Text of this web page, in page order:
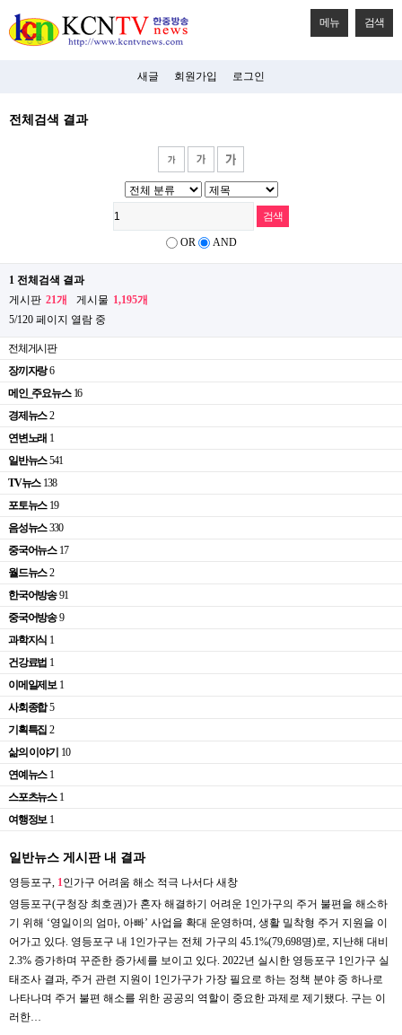
메뉴 검색
새글 회원가입 로그인
전체검색 결과
OR AND
1 전체검색 결과
게시판 21개 게시물 1,195개
5/120 페이지 열람 중
전체게시판
장끼자랑 6
메인_주요뉴스 16
경제뉴스 2
연변노래 1
일반뉴스 541
TV뉴스 138
포토뉴스 19
음성뉴스 330
중국어뉴스 17
월드뉴스 2
한국어방송 91
중국어방송 9
과학지식 1
건강료법 1
이메일제보 1
사회종합 5
기획특집 2
삶의 이야기 10
연예뉴스 1
스포츠뉴스 1
여행정보 1
일반뉴스 게시판 내 결과
영등포구, 1 인가구 어려움 해소 적극 나서다 새창
영등포구(구청장 최호권)가 혼자 해결하기 어려운 1인가구의 주거 불편을 해소하
기 위해 ‘영일이의 엄마, 아빠’ 사업을 확대 운영하며, 생활 밀착형 주거 지원을 이
어가고 있다. 영등포구 내 1인가구는 전체 가구의 45.1%(79,698명)로, 지난해 대비
2.3% 증가하며 꾸준한 증가세를 보이고 있다. 2022년 실시한 영등포구 1인가구 실
태조사 결과, 주거 관련 지원이 1인가구가 가장 필요로 하는 정책 분야 중 하나로
나타나며 주거 불편 해소를 위한 공공의 역할이 중요한 과제로 제기됐다. 구는 이
러한…